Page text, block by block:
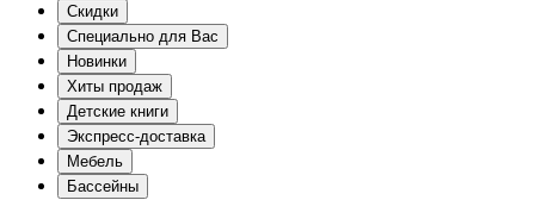
Скидки
Специально для Вас
Новинки
Хиты продаж
Детские книги
Экспресс-доставка
Мебель
Бассейны